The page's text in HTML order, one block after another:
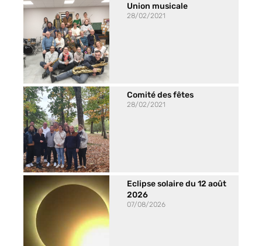
Union musicale
28/02/2021
Comité des fêtes
28/02/2021
Eclipse solaire du 12 août
2026
07/08/2026